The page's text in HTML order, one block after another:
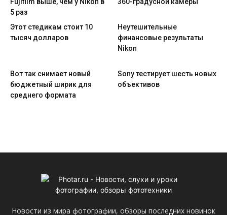
5 раз
Этот стедикам стоит 10
тысяч долларов
Неутешительные
финансовые результаты
Nikon
Вот так снимает новый
бюджетный ширик для
среднего формата
Sony тестирует шесть новых
объективов
Новости из мира фотографии, обзоры последних новинок